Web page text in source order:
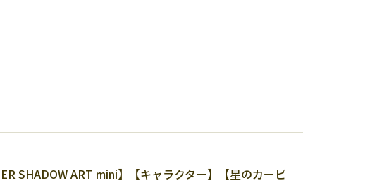
SHADOW ART mini】【キャラクター】【星のカービ